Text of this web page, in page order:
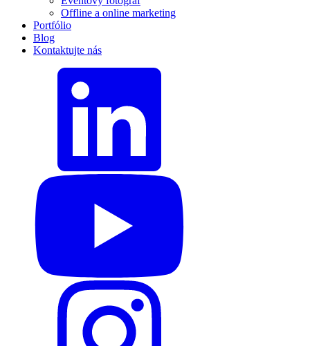
Offline a online marketing
Portfólio
Blog
Kontaktujte nás